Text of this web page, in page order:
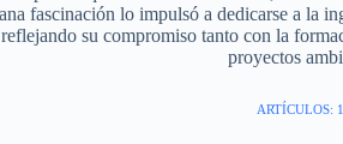
fascinación lo impulsó a dedicarse a la
su compromiso tanto con la
proyectos
ARTÍCULOS: